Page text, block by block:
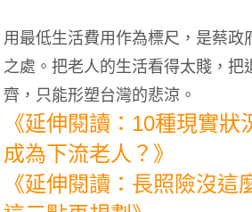
用最低生活費用作為標尺，是蔡政
之處。把老人的生活看得太賤，把
齊，只能形塑台灣的悲涼。
《延伸閱讀：10種現實
成為下流老人？》
《延伸閱讀：長照險沒